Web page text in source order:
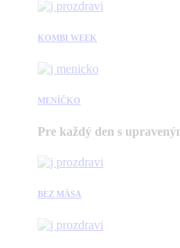
KOMBI WEEK
MENÍČKO
Pre každý den s
BEZ MÄSA